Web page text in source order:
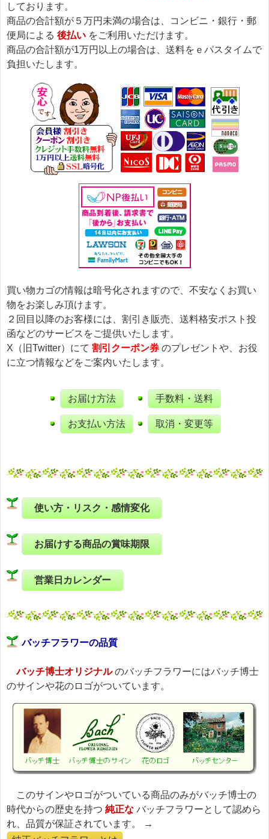
しております。
商品の合計額が５万円未満の場合は、コンビニ・銀行・郵
便局による 後払い をご利用いただけます。
商品の合計額が1万円以上の場合は、送料をｅパスタイムで
負担いたします。
買い物カゴの情報は暗号化されますので、不安なくお買い
物をお楽しみ頂けます。
２回目以降のお客様には、割引き販売、送料格安ポスト投
函などのサービスをご提供いたします。
X（旧Twitter）にて 割引クーポン券 のプレゼントや、お役
に立つ情報などをご案内いたします。
お届け方法
お支払い方法
手数料・送料
取消・変更等
使い方・リスク・感情変化
お届けする商品の賞味期限
営業日カレンダー
バッチフラワーの品質
バッチ博士オリジナルのバッチフラワーにはバッチ博士
のサインや花のロゴがついています。
このサインやロゴがついている商品のみがバッチ博士の
時代からの歴史を持つ 純正な バッチフラワーとして認めら
れ、品質が保証されています。 →